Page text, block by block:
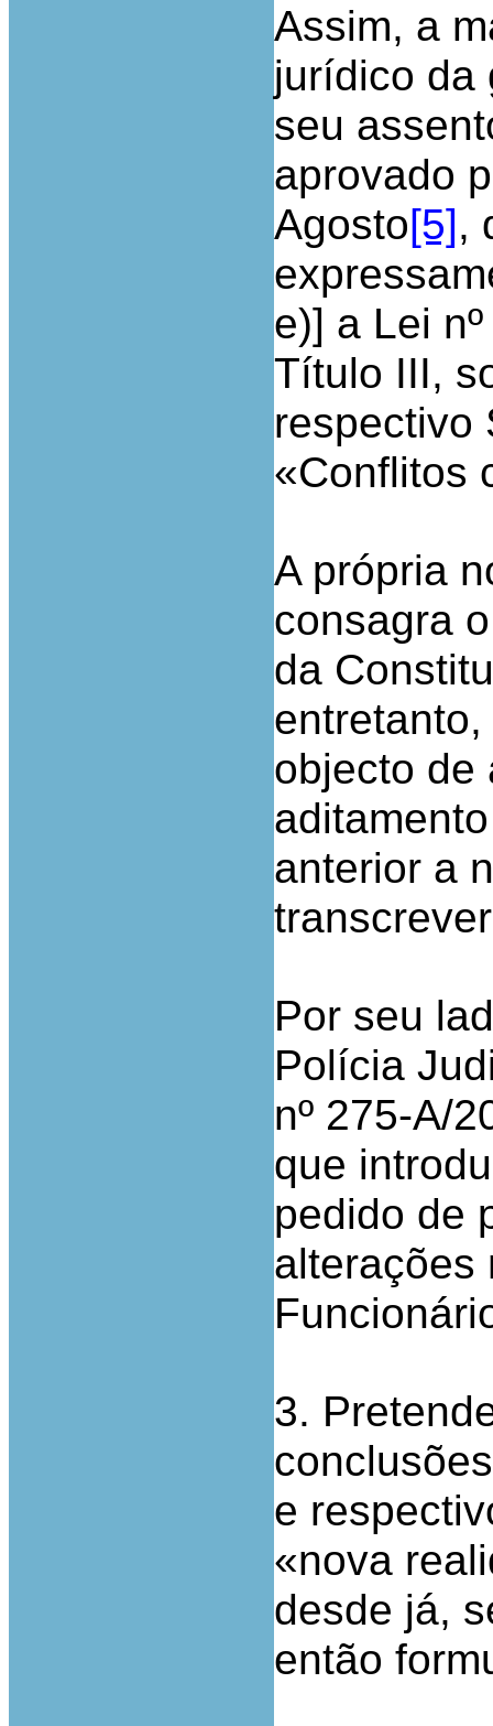
Assim, a
jurídico da
seu
aprovado
Agosto[5],
e)] a Lei
Título III,
respectivo
«Conflitos
A própria
consagra
da
objecto de
anterior a
Por seu
Polícia
nº 275-A/
que
pedido de
alterações
3.
e
«nova
desde já,
então